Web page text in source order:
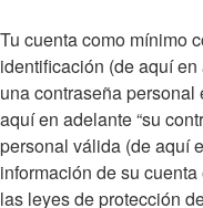
Tu cuenta como mínimo
identificación (de aquí en
una contraseña
aquí en adelante “su
personal válida (de aquí
información de su
las leyes de protección